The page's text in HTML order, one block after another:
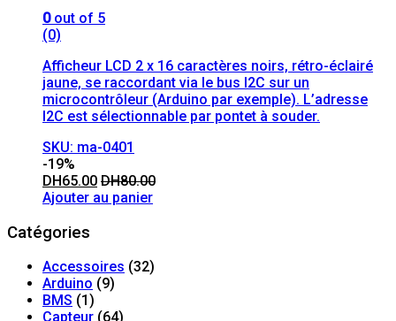
0out of 5
(0)
Afficheur LCD 2 x 16 caractères noirs, rétro-éclairé
jaune, se raccordant via le bus I2C sur un
microcontrôleur (Arduino par exemple). L’adresse
I2C est sélectionnable par pontet à souder.
SKU: ma-0401
-19%
DH65.00 DH80.00
Ajouter au panier
Catégories
Accessoires (32)
Arduino (9)
BMS (1)
Capteur (64)